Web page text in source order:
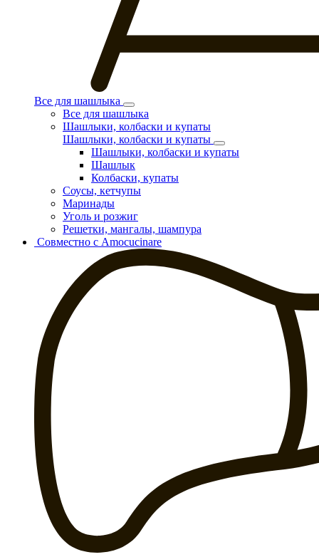
Все для шашлыка
Все для шашлыка
Шашлыки, колбаски и купаты
Шашлыки, колбаски и купаты
Шашлыки, колбаски и купаты
Шашлык
Колбаски, купаты
Соусы, кетчупы
Маринады
Уголь и розжиг
Решетки, мангалы, шампура
Совместно с Amocucinare